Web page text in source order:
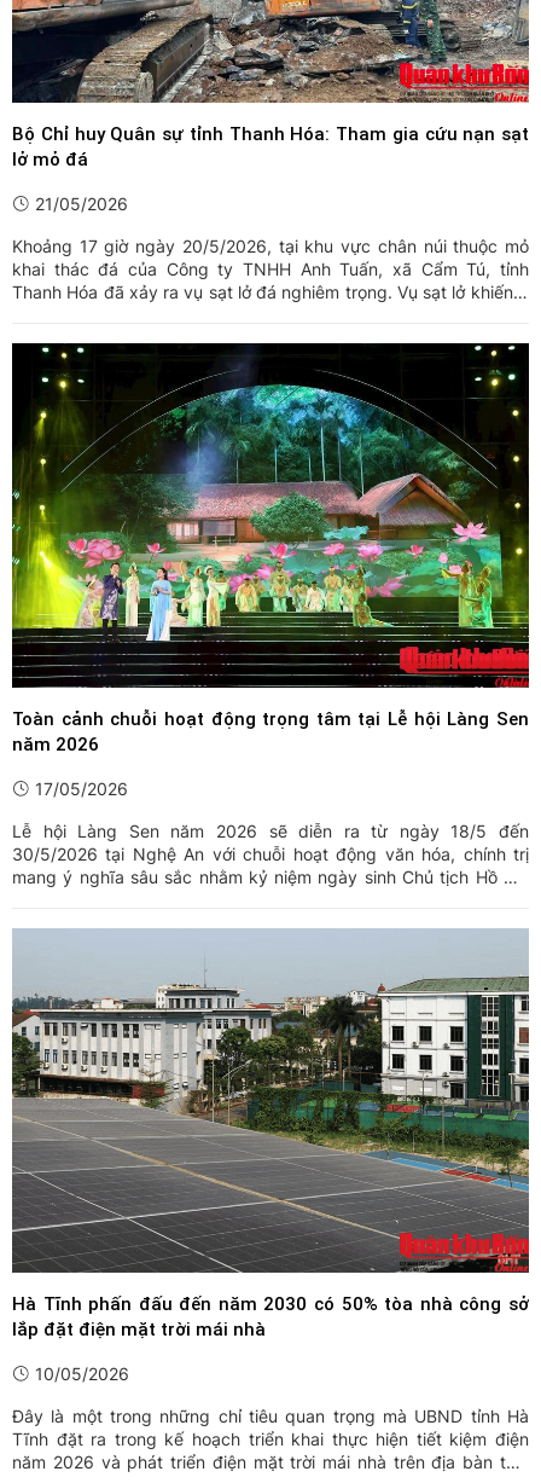
Bộ Chỉ huy Quân sự tỉnh Thanh Hóa: Tham gia cứu nạn sạt
lở mỏ đá
21/05/2026
Khoảng 17 giờ ngày 20/5/2026, tại khu vực chân núi thuộc mỏ
khai thác đá của Công ty TNHH Anh Tuấn, xã Cẩm Tú, tỉnh
Thanh Hóa đã xảy ra vụ sạt lở đá nghiêm trọng. Vụ sạt lở khiến 3
Toàn cảnh chuỗi hoạt động trọng tâm tại Lễ hội Làng Sen
năm 2026
17/05/2026
Lễ hội Làng Sen năm 2026 sẽ diễn ra từ ngày 18/5 đến
30/5/2026 tại Nghệ An với chuỗi hoạt động văn hóa, chính trị
mang ý nghĩa sâu sắc nhằm kỷ niệm ngày sinh Chủ tịch Hồ Chí
Hà Tĩnh phấn đấu đến năm 2030 có 50% tòa nhà công sở
lắp đặt điện mặt trời mái nhà
10/05/2026
Đây là một trong những chỉ tiêu quan trọng mà UBND tỉnh Hà
Tĩnh đặt ra trong kế hoạch triển khai thực hiện tiết kiệm điện
năm 2026 và phát triển điện mặt trời mái nhà trên địa bàn thời